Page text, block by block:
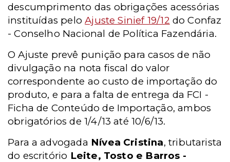
descumprimento das obrigações acessórias
instituídas peloAjuste Sinief 19/12 do Confaz
- Conselho Nacional de Política Fazendária.
O Ajuste prevê punição para casos de não
divulgação na nota fiscal do valor
correspondente ao custo de importação do
produto, e para a falta de entrega da FCI -
Ficha de Conteúdo de Importação, ambos
obrigatórios de 1/4/13 até 10/6/13.
Para a advogada Nívea Cristina, tributarista
do escritório Leite, Tosto e Barros -